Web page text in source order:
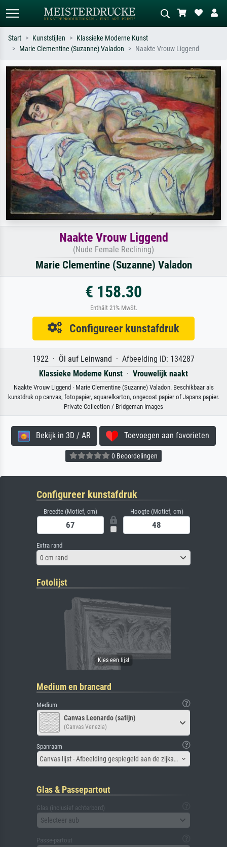
Zoek op kunstenaar, titel of stijl – bijv.
Monet, Sterrennacht, impressionisme,
Hokusai-golf, naakt.
Beschrijf de scène – bijv. groene
weide, abstract met veel rood, donker
olieverfschilderij, staand naakt naast
een boom.
Start Kunststijlen
Klassieke Moderne Kunst
Marie Clementine (Suzanne) Valadon
Naakte Vrouw Liggend
Naakte Vrouw Liggend
(Nude Female Reclining)
Marie Clementine (Suzanne) Valadon
€ 158.30
Enthält 21% MwSt.
Configureer kunstafdruk
1922 · Öl auf Leinwand · Afbeelding ID: 134287
Klassieke Moderne Kunst · Vrouwelijk naakt
Naakte Vrouw Liggend · Marie Clementine (Suzanne) Valadon. Beschikbaar als
kunstdruk op canvas, fotopapier, aquarelkarton, ongecoat papier of Japans papier.
Private Collection / Bridgeman Images
Bekijk in 3D / AR Toevoegen aan favorieten
0 Beoordelingen
Configureer kunstafdruk
Breedte (Motief, cm) Hoogte (Motief, cm)
Extra rand
0 cm rand
Fotolijst
Medium en brancard
Medium
Canvas Leonardo (satijn)
(Canvas Venezia)
Spanraam
Canvas lijst - Afbeelding gespiegeld aan de zijkant
Glas & Passepartout
Glas (inclusief achterbord)
Selecteer aub
Passe-partout